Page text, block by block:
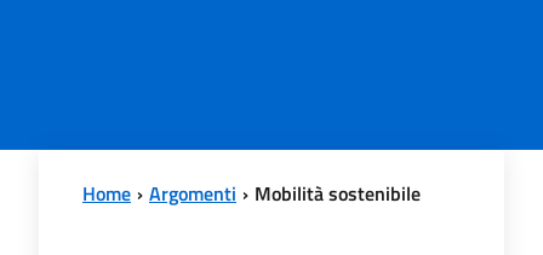
Home Argomenti Mobilità sostenibile